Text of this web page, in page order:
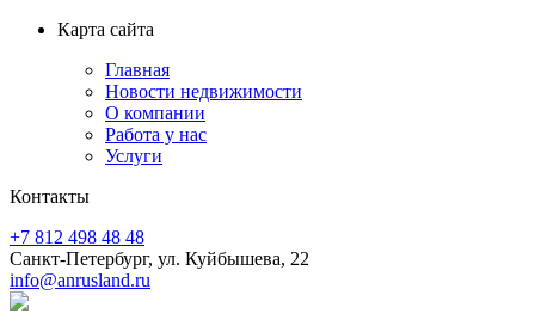
Карта сайта
Главная
Новости недвижимости
О компании
Работа у нас
Услуги
Контакты
+7 812 498 48 48
Санкт-Петербург, ул. Куйбышева, 22
info@anrusland.ru